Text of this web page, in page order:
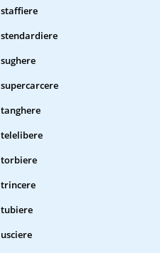
staffiere
stendardiere
sughere
supercarcere
tanghere
telelibere
torbiere
trincere
tubiere
usciere